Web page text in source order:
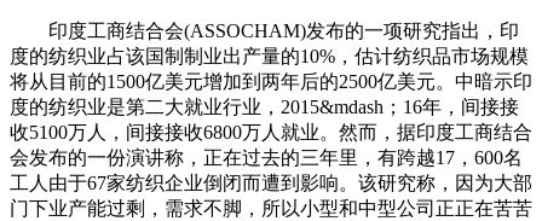
印度工商结合会(ASSOCHAM)发布的一项研究指出，印
度的纺织业占该国制制业出产量的10%，估计纺织品市场规模
将从目前的1500亿美元增加到两年后的2500亿美元。中暗示印
度的纺织业是第二大就业行业，2015&mdash；16年，间接接
收5100万人，间接接收6800万人就业。然而，据印度工商结合
会发布的一份演讲称，正在过去的三年里，有跨越17，600名
工人由于67家纺织企业倒闭而遭到影响。该研究称，因为大部
门下业产能过剩，需求不脚，所以小型和中型公司正正在苦苦